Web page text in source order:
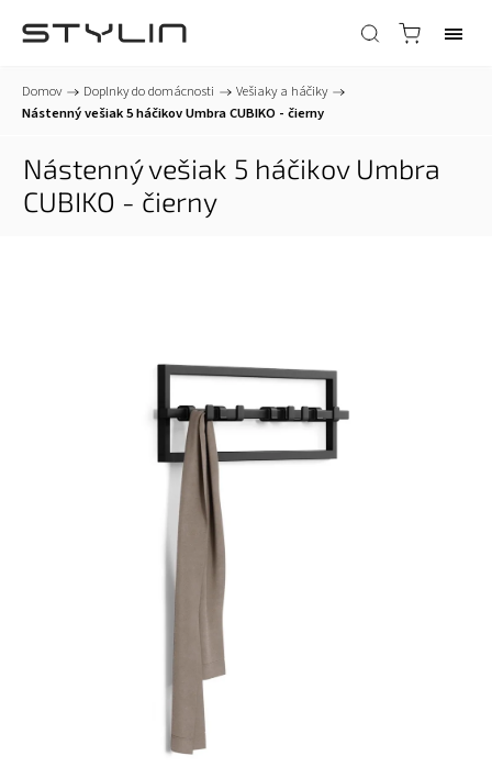
Domov / Doplnky do domácnosti / Vešiaky a háčiky /
Nástenný vešiak 5 háčikov Umbra CUBIKO - čierny
Nástenný vešiak 5 háčikov Umbra
CUBIKO - čierny